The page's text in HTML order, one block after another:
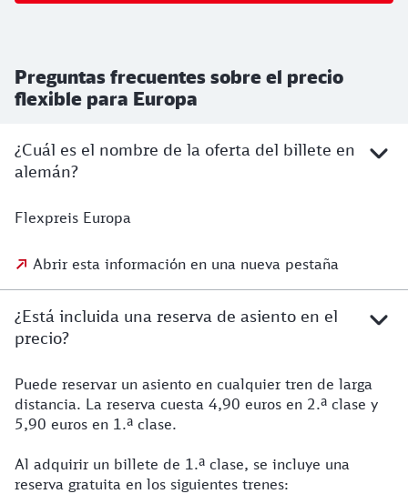
Preguntas frecuentes sobre el precio
flexible para Europa
¿Cuál es el nombre de la oferta del billete en
alemán?
Flexpreis Europa
Abrir esta información en una nueva pestaña
¿Está incluida una reserva de asiento en el
precio?
Puede reservar un asiento en cualquier tren de larga
distancia. La reserva cuesta 4,90 euros en 2.ª clase y
5,90 euros en 1.ª clase.
Al adquirir un billete de 1.ª clase, se incluye una
reserva gratuita en los siguientes trenes: